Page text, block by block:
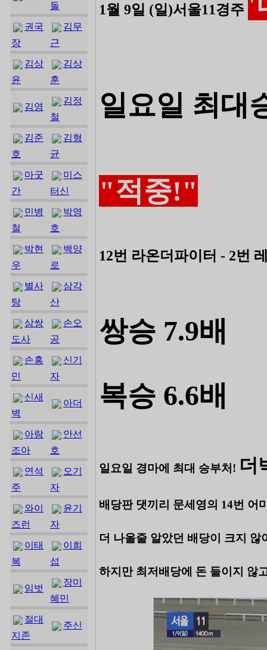
돌
권국
장
김무
근
김상
윤
김상
훈
김영
김정
철
김준
호
김형
균
마굿
간
미스
터신
민병
철
박영
호
박현
우
백양
로
별사
탕
삼각
산
삼쌍
도사
손오
공
손홍
민
신기
자
신새
벽
아더
아랑
조아
안선
호
연석
주
오기
자
와이
즈런
윤기
자
이태
복
이희
섭
임벗
장미
혜민
절대
지존
주신
1월 9일 (일)서울11경주
일요일 최대
"적중!"
12번 라온더파이터 - 2번
쌍승 7.9배
복승 6.6배
일요일 경마에 최대 승부처! 더
배당판 댓끼리 문세영의 14번 어
더 나올줄 알았던 배당이 크지 않
하지만 최저배당에 돈 들이지 않